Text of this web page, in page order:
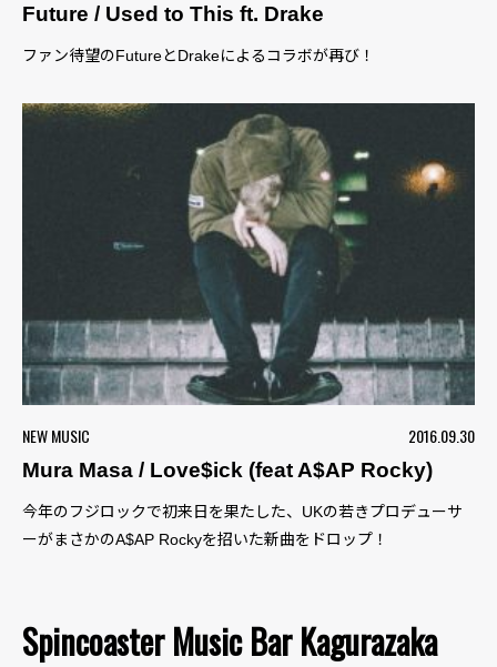
Future / Used to This ft. Drake
ファン待望のFutureとDrakeによるコラボが再び！
NEW MUSIC
2016.09.30
Mura Masa / Love$ick (feat A$AP Rocky)
今年のフジロックで初来日を果たした、UKの若きプロデューサ
ーがまさかのA$AP Rockyを招いた新曲をドロップ！
Spincoaster Music Bar Kagurazaka